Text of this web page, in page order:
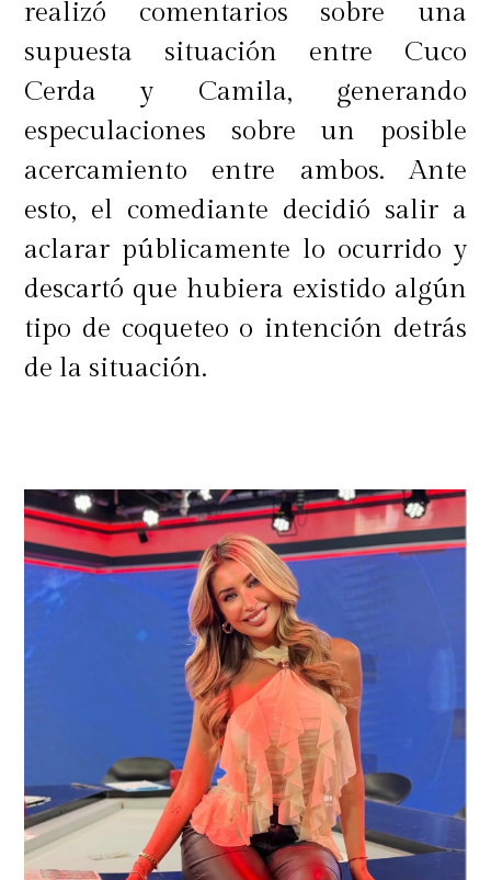
realizó comentarios sobre una
supuesta situación entre Cuco
Cerda y Camila, generando
especulaciones sobre un posible
acercamiento entre ambos. Ante
esto, el comediante decidió salir a
aclarar públicamente lo ocurrido y
descartó que hubiera existido algún
tipo de coqueteo o intención detrás
de la situación.